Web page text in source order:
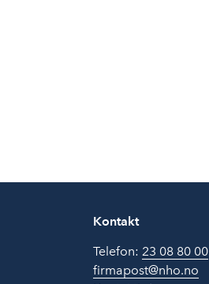
Kontakt
Telefon: 23 08 80 00
firmapost@nho.no